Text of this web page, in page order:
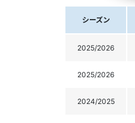
シーズン
2025/2026
2025/2026
2024/2025